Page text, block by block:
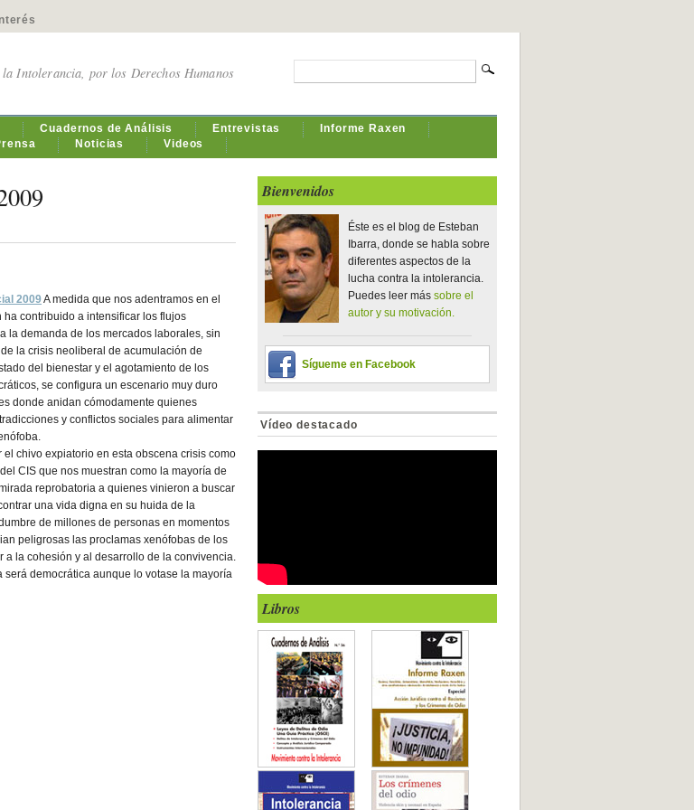
Intolerancia, por los Derechos Humanos
Cuadernos de Análisis Entrevistas
Informe Raxen
Noticias Videos
2009A medida que nos adentramos en el
contribuido a intensificar los flujos
la demanda de los mercados laborales, sin
la crisis neoliberal de acumulación de
del bienestar y el agotamiento de los
se configura un escenario muy duro
donde anidan cómodamente quienes
y conflictos sociales para alimentar
el chivo expiatorio en esta obscena crisis como
CIS que nos muestran como la mayoría de
reprobatoria a quienes vinieron a buscar
una vida digna en su huida de la
de millones de personas en momentos
peligrosas las proclamas xenófobas de los
a la cohesión y al desarrollo de la convivencia.
será democrática aunque lo votase la mayoría
Bienvenidos
Éste es el blog de Esteban
Ibarra, donde se habla sobre
diferentes aspectos de la
lucha contra la intolerancia.
Puedes leer más sobre el
autor y su motivación.
Sígueme en Facebook
Vídeo destacado
Libros